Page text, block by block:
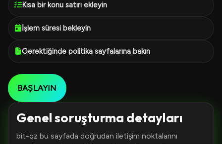
Kısa bir konu satırı ekleyin
İşlem süresi bekleyin
Gerektiğinde politika sayfalarına bakın
BAŞLAYIN
Genel soruşturma detayları
bit-qz bu sayfada doğrudan iletişim noktalarını